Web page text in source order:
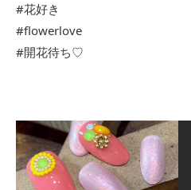
#花好き
#flowerlove
#開花待ち♡